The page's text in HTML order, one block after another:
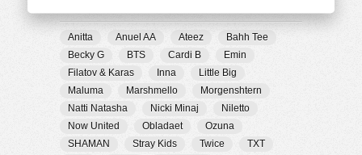
Anitta Anuel AA Ateez
Bahh Tee
Becky G
BTS Cardi B
Emin
Filatov & Karas
Inna
Little Big
Maluma
Marshmello
Morgenshtern
Natti Natasha
Nicki Minaj
Niletto
Now United
Obladaet
Ozuna
SHAMAN
Stray Kids Twice
TXT